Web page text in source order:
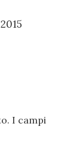
I campi